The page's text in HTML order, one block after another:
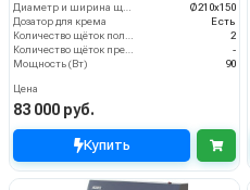
Ø210х150
Дозатор для крема
Есть
2
-
Мощность (Вт)
90
Цена
83 000 руб.
Купить